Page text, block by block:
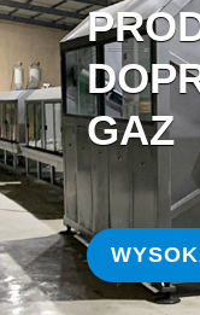
GAZ